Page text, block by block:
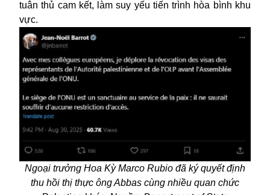
tuân thủ cam kết, làm suy yếu tiến trình hòa bình khu
vực.
Ngoại trưởng Hoa Kỳ Marco Rubio đã ký quyết định
thu hồi thị thực ông Abbas cùng nhiều quan chức